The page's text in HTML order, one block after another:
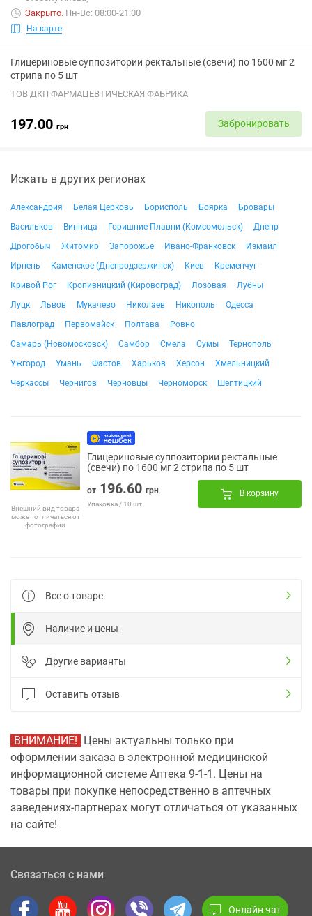
Закрыто. Пн-Вс: 08:00-21:00
На карте
Глицериновые суппозитории ректальные (свечи) по 1600 мг 2
стрипа по 5 шт
ТОВ ДКП ФАРМАЦЕВТИЧЕСКАЯ ФАБРИКА
197.00 грн Забронировать
Искать в других регионах
Александрия Белая Церковь Борисполь Боярка
Бровары
Васильков
Винница Горишние Плавни (Комсомольск)
Днепр
Дрогобыч
Житомир Запорожье Ивано-Франковск
Измаил
Ирпень
Каменское (Днепродзержинск) Киев
Кременчуг
Кривой Рог
Кропивницкий (Кировоград) Лозовая
Лубны
Луцк
Львов Мукачево Николаев Никополь
Одесса
Павлоград
Первомайск Полтава
Ровно
Самарь (Новомосковск)
Самбор Смела Сумы
Тернополь
Ужгород
Умань Фастов Харьков Херсон
Хмельницкий
Черкассы
Чернигов Черновцы Черноморск Шептицкий
Внешний вид товара
может отличаться от
фотографии
Глицериновые суппозитории ректальные
(свечи) по 1600 мг 2 стрипа по 5 шт
от 196.60 грн
Упаковка / 10 шт.
В корзину
Все о товаре
Наличие и цены
Другие варианты
Оставить отзыв
ВНИМАНИЕ! Цены актуальны только при
оформлении заказа в электронной медицинской
информационной системе Аптека 9-1-1. Цены на
товары при покупке непосредственно в аптечных
заведениях-партнерах могут отличаться от указанных
на сайте!
Связаться с нами
Онлайн чат